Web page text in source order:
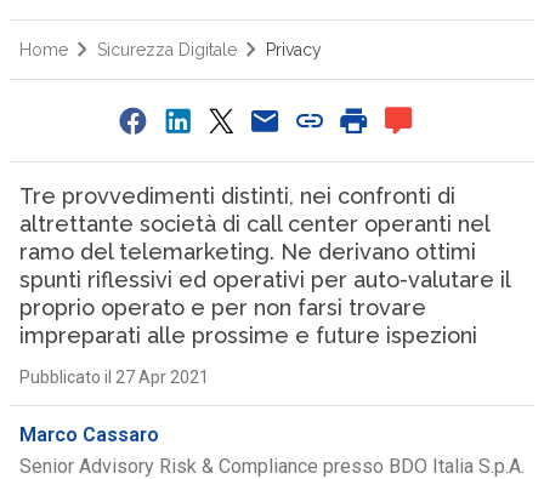
Home Sicurezza Digitale Privacy
Tre provvedimenti distinti, nei confronti di
altrettante società di call center operanti nel
ramo del telemarketing. Ne derivano ottimi
spunti riflessivi ed operativi per auto-valutare il
proprio operato e per non farsi trovare
impreparati alle prossime e future ispezioni
Pubblicato il 27 Apr 2021
Marco Cassaro
Senior Advisory Risk & Compliance presso BDO Italia S.p.A.